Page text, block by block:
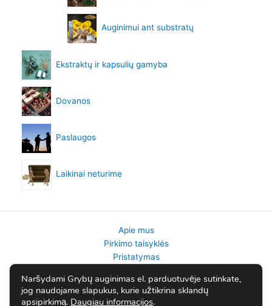
Auginimui ant substratų
Ekstraktų ir kapsulių gamyba
Dovanos
Paslaugos
Laikinai neturime
Apie mus
Pirkimo taisyklės
Pristatymas
Privatumo politika
Kontaktai
Naršydami Grybų auginimas el. parduotuvėje sutinkate,
jog naudojame slapukus, kurie užtikrina sklandų
apsipirkimą. Daugiau informacijos.